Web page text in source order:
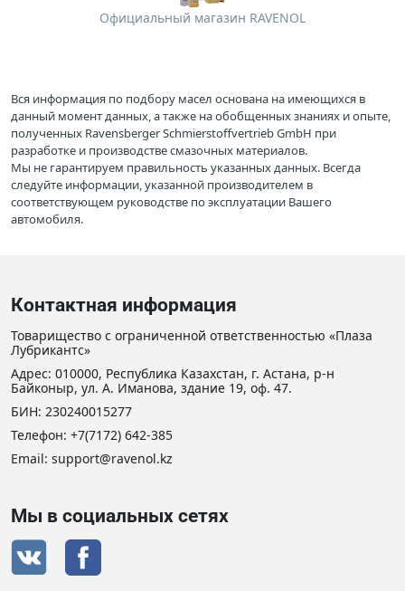
Официальный магазин RAVENOL
Вся информация по подбору масел основана на имеющихся в
данный момент данных, а также на обобщенных знаниях и опыте,
полученных Ravensberger Schmierstoffvertrieb GmbH при
разработке и производстве смазочных материалов.
Мы не гарантируем правильность указанных данных. Всегда
следуйте информации, указанной производителем в
соответствующем руководстве по эксплуатации Вашего
автомобиля.
Контактная информация
Товарищество с ограниченной ответственностью «Плаза
Лубрикантс»
Адрес: 010000, Республика Казахстан, г. Астана, р-н
Байконыр, ул. А. Иманова, здание 19, оф. 47.
БИН: 230240015277
Телефон: +7(7172) 642-385
Email: support@ravenol.kz
Мы в социальных сетях